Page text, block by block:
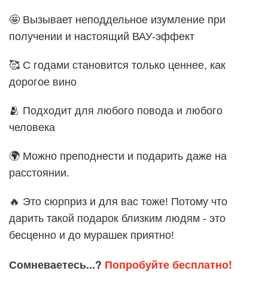
🤩 Вызывает неподдельное изумление при
получении и настоящий ВАУ-эффект
🥰 С годами становится только ценнее, как
дорогое вино
🫂 Подходит для любого повода и любого
человека
🌍 Можно преподнести и подарить даже на
расстоянии.
🔥 Это сюрприз и для вас тоже! Потому что
дарить такой подарок близким людям - это
бесценно и до мурашек приятно!
Сомневаетесь...? Попробуйте бесплатно!